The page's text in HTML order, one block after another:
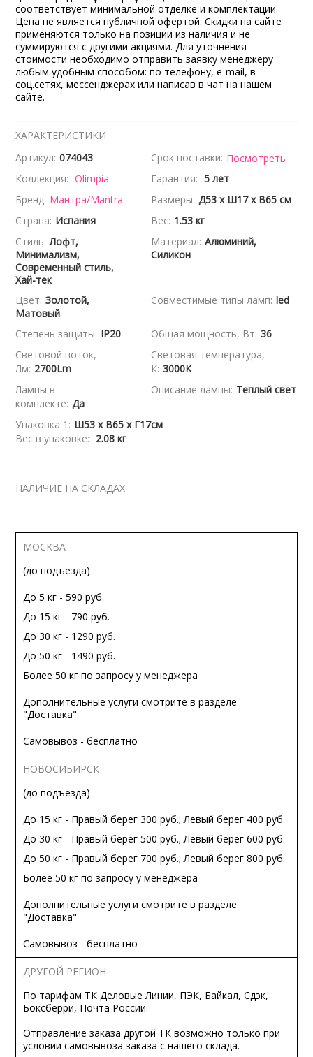
соответствует минимальной отделке и комплектации.
Цена не является публичной офертой. Скидки на сайте
применяются только на позиции из наличия и не
суммируются с другими акциями. Для уточнения
стоимости необходимо отправить заявку менеджеру
любым удобным способом: по телефону, e-mail, в
соц.сетях, мессенджерах или написав в чат на нашем
сайте.
ХАРАКТЕРИСТИКИ
Артикул: 074043 Срок поставки: Посмотреть
Коллекция: Olimpia Гарантия: 5 лет
Бренд: Мантра/Mantra Размеры: Д53 x Ш17 x В65 см
Страна: Испания Вес: 1.53 кг
Стиль: Лофт,
Минимализм,
Современный стиль,
Хай-тек
Материал: Алюминий,
Силикон
Цвет: Золотой,
Матовый
Совместимые типы ламп: led
Степень защиты: IP20 Общая мощность, Вт: 36
Световой поток,
Лм: 2700Lm
Световая температура,
К: 3000K
Лампы в
комплекте: Да
Описание лампы: Теплый свет
Упаковка 1: Ш53 x В65 x Г17см
Вес в упаковке: 2.08 кг
НАЛИЧИЕ НА СКЛАДАХ
МОСКВА
(до подъезда)
До 5 кг - 590 руб.
До 15 кг - 790 руб.
До 30 кг - 1290 руб.
До 50 кг - 1490 руб.
Более 50 кг по запросу у менеджера
Дополнительные услуги смотрите в разделе
"Доставка"
Самовывоз - бесплатно
НОВОСИБИРСК
(до подъезда)
До 15 кг - Правый берег 300 руб.; Левый берег 400 руб.
До 30 кг - Правый берег 500 руб.; Левый берег 600 руб.
До 50 кг - Правый берег 700 руб.; Левый берег 800 руб.
Более 50 кг по запросу у менеджера
Дополнительные услуги смотрите в разделе
"Доставка"
Самовывоз - бесплатно
ДРУГОЙ РЕГИОН
По тарифам ТК Деловые Линии, ПЭК, Байкал, Сдэк,
Боксберри, Почта России.
Отправление заказа другой ТК возможно только при
условии самовывоза заказа с нашего склада.